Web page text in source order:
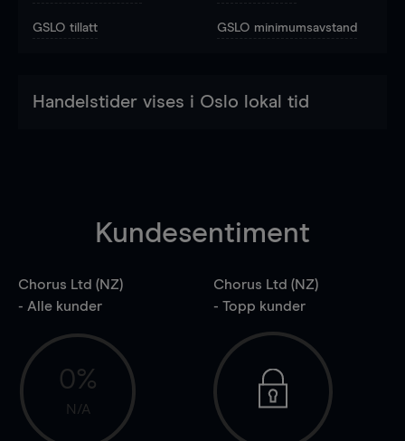
GSLO tillatt GSLO minimumsavstand
Handelstider vises i Oslo lokal tid
Kundesentiment
Chorus Ltd (NZ)
- Alle kunder
0%
N/A
Chorus Ltd (NZ)
- Topp kunder